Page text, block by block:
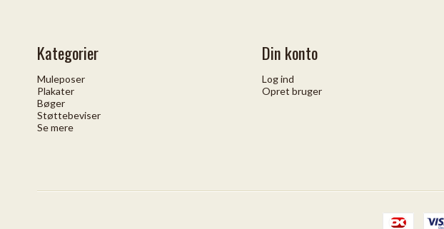
Kategorier
Muleposer
Plakater
Bøger
Støttebeviser
Se mere
Din konto
Log ind
Opret bruger